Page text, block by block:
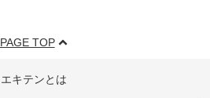
PAGE TOP
エキテンとは